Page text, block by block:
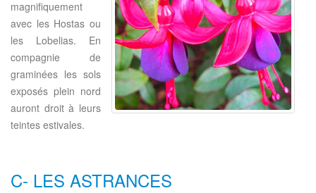
magnifiquement
avec les Hostas ou
les Lobelias. En
compagnie de
graminées les sols
exposés plein nord
auront droit à leurs
teintes estivales.
C- LES ASTRANCES